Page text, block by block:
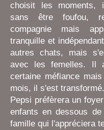
choisit les moments,
sans être foufou,
compagnie mais
tranquille et
autres chats, mais
avec les femelles. Il
certaine méfiance
mois, il s'est transformé.
Pepsi préfèrera un
enfants en dessous
famille qui l'appréciera